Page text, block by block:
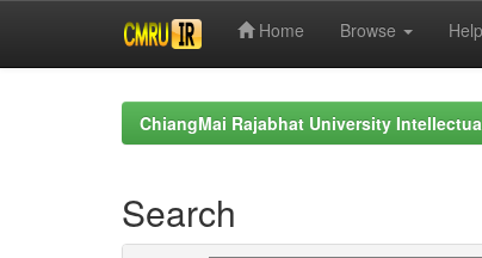
Home Browse Help
ChiangMai Rajabhat University
Search